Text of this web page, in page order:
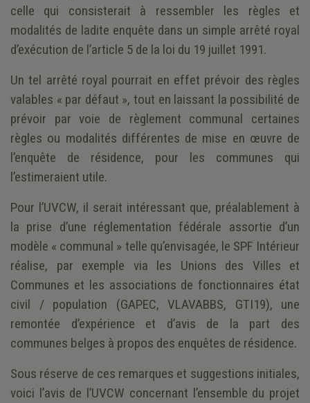
celle qui consisterait à ressembler les règles et
modalités de ladite enquête dans un simple arrêté royal
d’exécution de l’article 5 de la loi du 19 juillet 1991.
Un tel arrêté royal pourrait en effet prévoir des règles
valables « par défaut », tout en laissant la possibilité de
prévoir par voie de règlement communal certaines
règles ou modalités différentes de mise en œuvre de
l’enquête de résidence, pour les communes qui
l’estimeraient utile.
Pour l’UVCW, il serait intéressant que, préalablement à
la prise d’une réglementation fédérale assortie d’un
modèle « communal » telle qu’envisagée, le SPF Intérieur
réalise, par exemple via les Unions des Villes et
Communes et les associations de fonctionnaires état
civil / population (GAPEC, VLAVABBS, GTI19), une
remontée d’expérience et d’avis de la part des
communes belges à propos des enquêtes de résidence.
Sous réserve de ces remarques et suggestions initiales,
voici l’avis de l’UVCW concernant l’ensemble du projet